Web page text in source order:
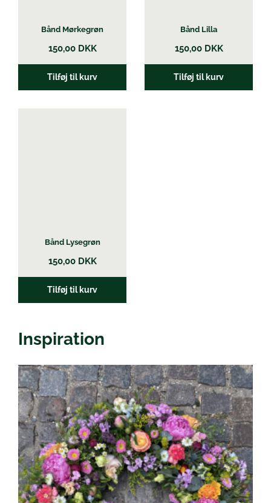
Bånd Mørkegrøn
150,00 DKK
Tilføj til kurv
Bånd Lilla
150,00 DKK
Tilføj til kurv
Bånd Lysegrøn
150,00 DKK
Tilføj til kurv
Inspiration